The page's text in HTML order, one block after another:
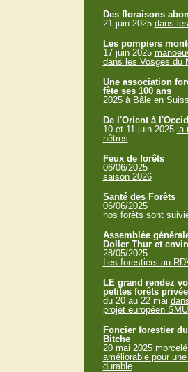
Des floraisons
21 juin 2025 dans
Les pompiers
17 juin 2025
dans les Vosges du
Une association
fête ses 100 ans
2025 à Bâle en
De l'Orient à
10 et 11 juin 2025 la
hêtres
Feux de forêts
06/06/2025
saison 2026
Santé des Forêts
06/06/2025
nos forêts sont
Assemblée
Doller Thur et
28/05/2025
Les forestiers au
LE grand rendez
petites forêts
du 20 au 22 mai
projet européen
Foncier forestier
Bitche
20 mai 2025
améliorable pour
durable